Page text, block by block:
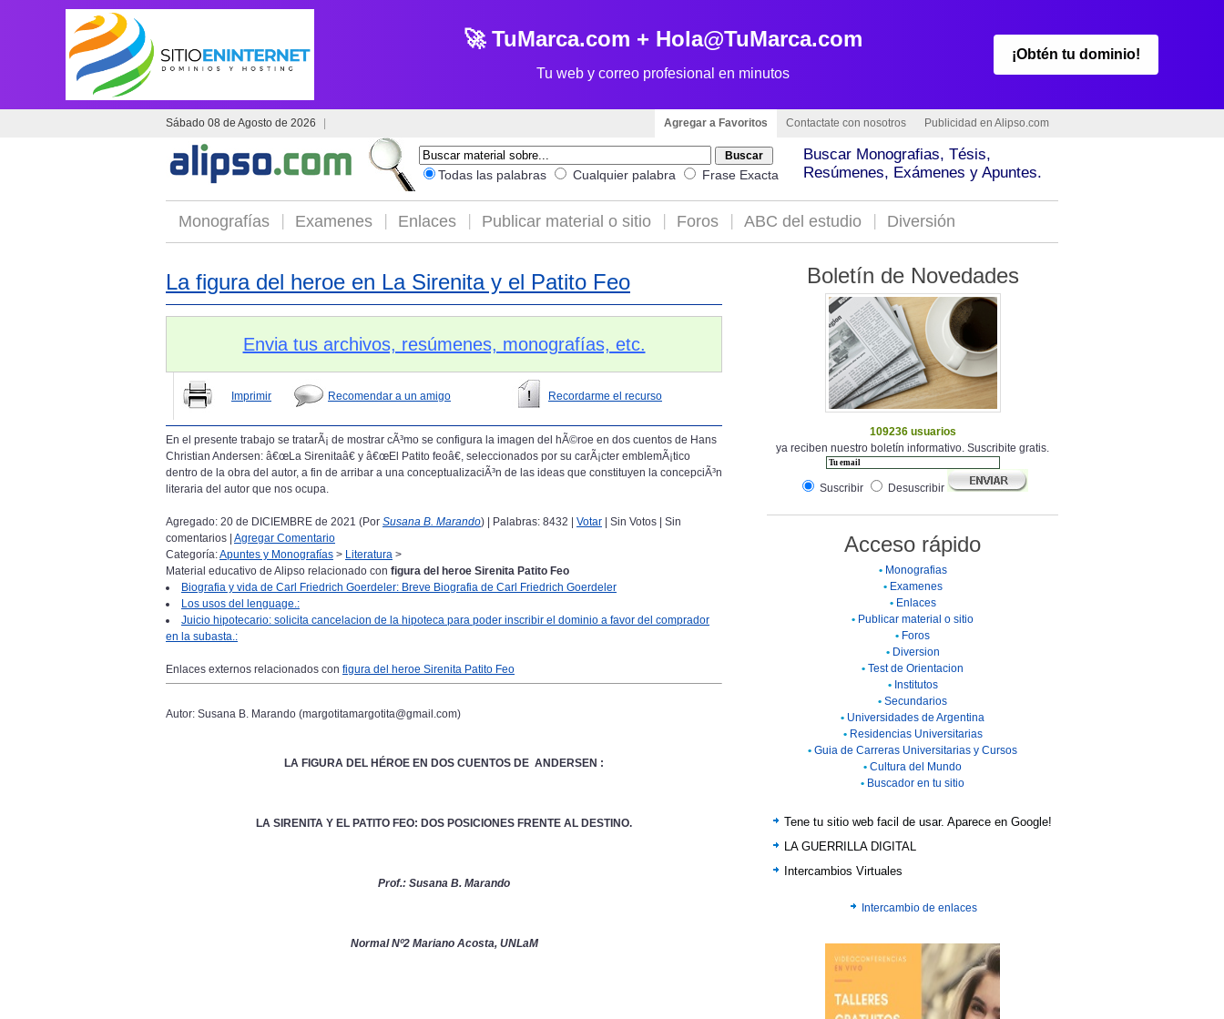
🚀 TuMarca.com + Hola@TuMarca.com
Tu web y correo profesional en minutos
¡Obtén tu dominio!
Sábado 08 de Agosto de 2026 Agregar a Favoritos Contactate con nosotros Publicidad en Alipso.com
Todas las palabras Cualquier palabra Frase Exacta
Buscar Monografias, Tésis,
Resúmenes, Exámenes y Apuntes.
Monografías Examenes Enlaces Publicar material o sitio Foros ABC del estudio Diversión
La figura del heroe en La Sirenita y el Patito Feo
Envia tus archivos, resúmenes, monografías, etc.
Imprimir Recomendar a un amigo Recordarme el recurso
En el presente trabajo se tratarÃ¡ de mostrar cÃ³mo se configura la imagen del hÃ©roe en dos cuentos de Hans
Christian Andersen: â€œLa Sirenitaâ€ y â€œEl Patito feoâ€, seleccionados por su carÃ¡cter emblemÃ¡tico
dentro de la obra del autor, a fin de arribar a una conceptualizaciÃ³n de las ideas que constituyen la concepciÃ³n
literaria del autor que nos ocupa.
Agregado: 20 de DICIEMBRE de 2021 (Por Susana B. Marando) | Palabras: 8432 | Votar | Sin Votos | Sin
comentarios | Agregar Comentario
Categoría:Apuntes y Monografías > Literatura >
Material educativo de Alipso relacionado con figura del heroe Sirenita Patito Feo
Biografia y vida de Carl Friedrich Goerdeler: Breve Biografia de Carl Friedrich Goerdeler
Los usos del lenguage.:
Juicio hipotecario: solicita cancelacion de la hipoteca para poder inscribir el dominio a favor del comprador
en la subasta.:
Enlaces externos relacionados con figura del heroe Sirenita Patito Feo
Autor: Susana B. Marando (margotitamargotita@gmail.com)
LA FIGURA DEL HÉROE EN DOS CUENTOS DE ANDERSEN :
LA SIRENITA Y EL PATITO FEO: DOS POSICIONES FRENTE AL DESTINO.
Prof.: Susana B. Marando
Normal Nº2 Mariano Acosta, UNLaM
Boletín de Novedades
109236 usuarios
ya reciben nuestro boletín informativo. Suscribite gratis.
Suscribir Desuscribir
Acceso rápido
• Monografias
• Examenes
• Enlaces
• Publicar material o sitio
• Foros
• Diversion
• Test de Orientacion
• Institutos
• Secundarios
• Universidades de Argentina
• Residencias Universitarias
• Guia de Carreras Universitarias y Cursos
• Cultura del Mundo
• Buscador en tu sitio
Tene tu sitio web facil de usar. Aparece en Google!
LA GUERRILLA DIGITAL
Intercambios Virtuales
Intercambio de enlaces